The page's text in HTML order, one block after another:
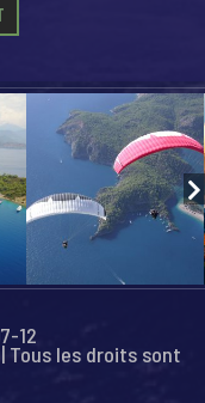
12
Tous les droits sont